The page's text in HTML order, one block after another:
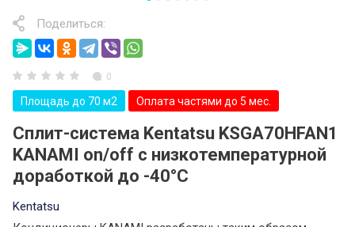
Поделиться:
0
Площадь до 70 м2 Оплата частями до 5 мес.
Сплит-система Kentatsu KSGA70HFAN1
KANAMI on/off с низкотемпературной
доработкой до -40°С
Kentatsu